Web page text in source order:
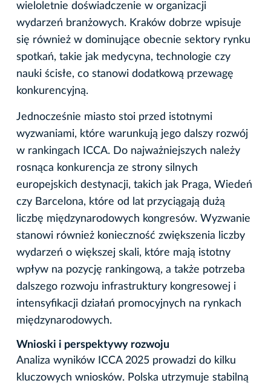
wieloletnie doświadczenie w organizacji
wydarzeń branżowych. Kraków dobrze wpisuje
się również w dominujące obecnie sektory rynku
spotkań, takie jak medycyna, technologie czy
nauki ścisłe, co stanowi dodatkową przewagę
konkurencyjną.
Jednocześnie miasto stoi przed istotnymi
wyzwaniami, które warunkują jego dalszy rozwój
w rankingach ICCA. Do najważniejszych należy
rosnąca konkurencja ze strony silnych
europejskich destynacji, takich jak Praga, Wiedeń
czy Barcelona, które od lat przyciągają dużą
liczbę międzynarodowych kongresów. Wyzwanie
stanowi również konieczność zwiększenia liczby
wydarzeń o większej skali, które mają istotny
wpływ na pozycję rankingową, a także potrzeba
dalszego rozwoju infrastruktury kongresowej i
intensyfikacji działań promocyjnych na rynkach
międzynarodowych.
Wnioski i perspektywy rozwoju
Analiza wyników ICCA 2025 prowadzi do kilku
kluczowych wniosków. Polska utrzymuje stabilną